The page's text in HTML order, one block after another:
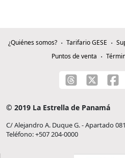
¿Quiénes somos? Tarifario GESE
Puntos de venta
© 2019 La Estrella de Panamá
C/ Alejandro A. Duque G. - Apartado
Teléfono: +507 204-0000